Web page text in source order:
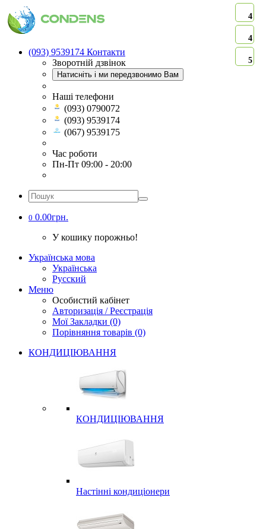
(093) 9539174 Контакти
Зворотній дзвінок
Натисніть і ми передзвонимо Вам
Наші телефони
(093) 0790072
(093) 9539174
(067) 9539175
Час роботи
Пн-Пт 09:00 - 20:00
0 0.00грн.
У кошику порожньо!
Українська мова
Українська
Русский
Меню
Особистий кабінет
Авторизація / Реєстрація
Мої Закладки (0)
Порівняння товарів (0)
КОНДИЦІЮВАННЯ
КОНДИЦІЮВАННЯ
Настінні кондиціонери
4
4
5